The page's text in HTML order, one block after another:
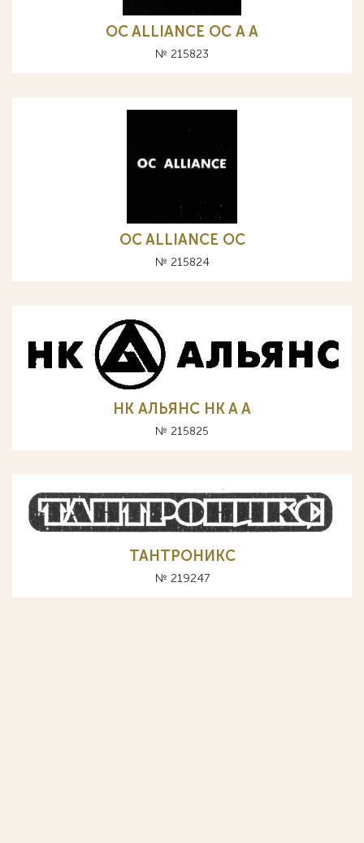
OC ALLIANCE ОС A А
№ 215823
OC ALLIANCE ОС
№ 215824
НК АЛЬЯНС HK A А
№ 215825
ТАНТРОНИКС
№ 219247